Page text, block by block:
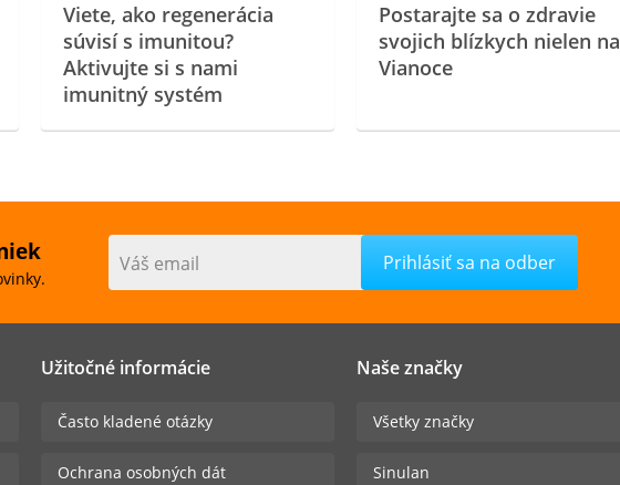
Viete, ako regenerácia
súvisí s imunitou?
Aktivujte si s nami
imunitný systém
Postarajte sa o zdravie
svojich blízkych nielen na
Vianoce
Váš email
Užitočné informácie
Často kladené otázky
Ochrana osobných dát
Naše značky
Všetky značky
Sinulan